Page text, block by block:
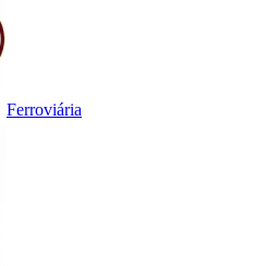
Ferroviária